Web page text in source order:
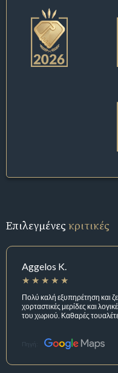
Επιλεγμένεςκριτικές
Aggelos K.
Πολύ καλή εξυπηρέτηση και
χορταστικές μερίδες και
του χωριού. Καθαρές
Πηγή: